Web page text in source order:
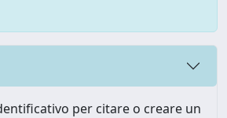
per citare o creare un